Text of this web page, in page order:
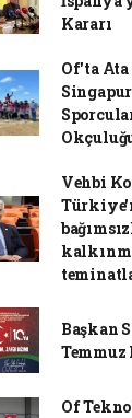
Kararı
Of'ta Ata
Vehbi
Başkan
Temmuz
Of